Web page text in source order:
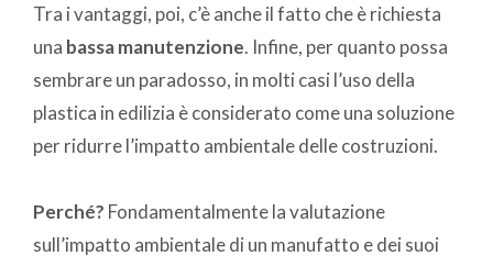
Tra i vantaggi, poi, c’è anche il fatto che è richiesta
una bassa manutenzione. Infine, per quanto possa
sembrare un paradosso, in molti casi l’uso della
plastica in edilizia è considerato come una soluzione
per ridurre l’impatto ambientale delle costruzioni.
Perché? Fondamentalmente la valutazione
sull’impatto ambientale di un manufatto e dei suoi